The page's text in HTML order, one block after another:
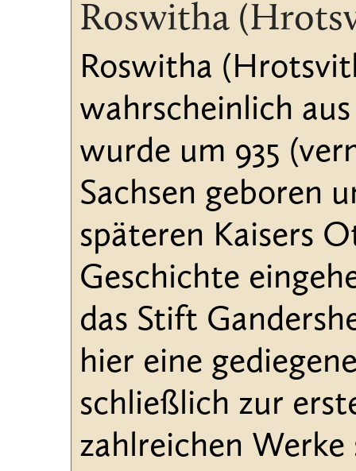
Roswitha
Roswitha
wahrscheinlich
wurde um 935
Sachsen geboren
späteren Kaisers
Geschichte
das Stift
hier eine
schließlich zur
zahlreichen